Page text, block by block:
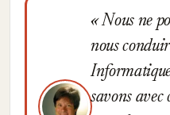
Nous ne
nous
savons avec